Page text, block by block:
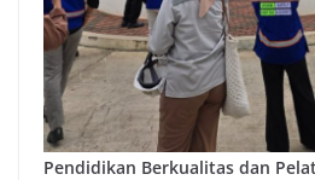
Pendidikan Berkualitas dan